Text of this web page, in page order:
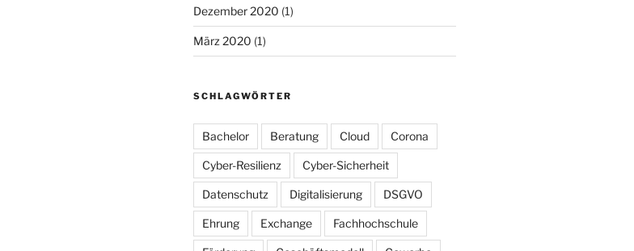
Dezember 2020 (1)
März 2020 (1)
SCHLAGWÖRTER
Bachelor Beratung Cloud Corona
Cyber-Resilienz Cyber-Sicherheit
Datenschutz Digitalisierung DSGVO
Ehrung Exchange Fachhochschule